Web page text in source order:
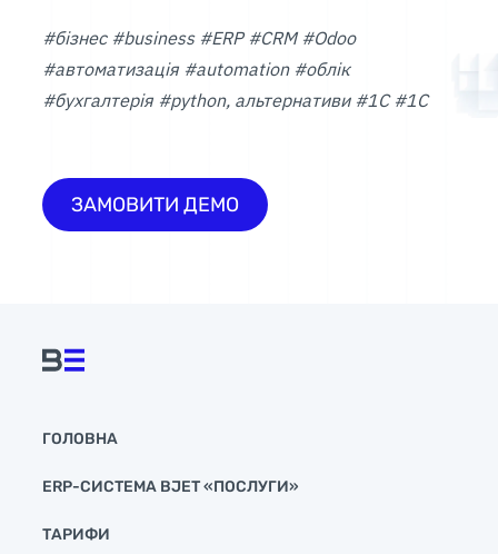
#бізнес #business #ERP #CRM #Odoo
#автоматизація #automation #облік
#бухгалтерія #python, альтернативи #1С #1C
ЗАМОВИТИ ДЕМО
ГОЛОВНА
ERP-СИСТЕМА BJET «ПОСЛУГИ»
ТАРИФИ